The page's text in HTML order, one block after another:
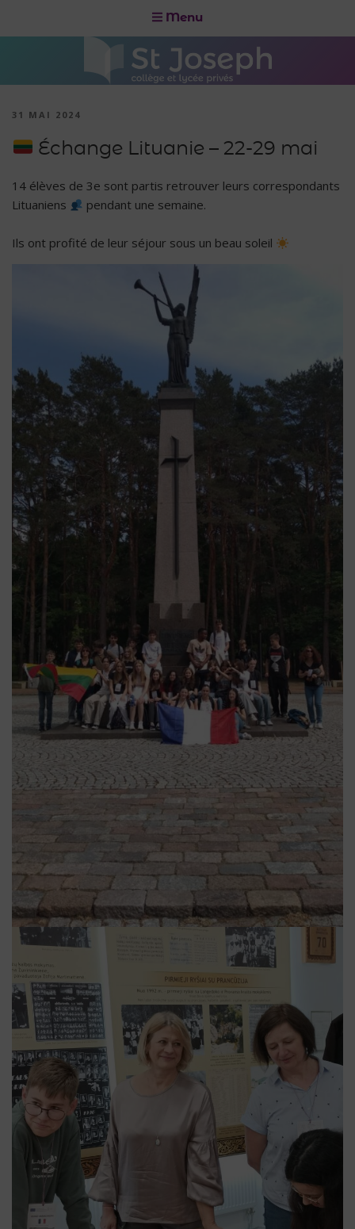
Menu
31 MAI 2024
Échange Lituanie – 22-29 mai
14 élèves de 3e sont partis retrouver leurs correspondants
Lituaniens
pendant une semaine.
Ils ont profité de leur séjour sous un beau soleil